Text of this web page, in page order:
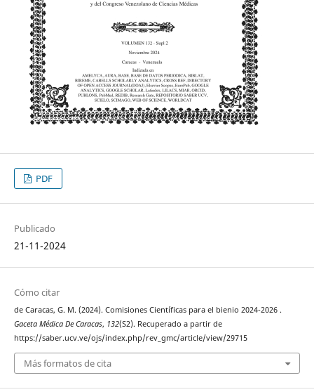
PDF
Publicado
21-11-2024
Cómo citar
de Caracas, G. M. (2024). Comisiones Científicas para el bienio 2024-2026 .
Gaceta Médica De Caracas, 132(S2). Recuperado a partir de
https://saber.ucv.ve/ojs/index.php/rev_gmc/article/view/29715
Más formatos de cita